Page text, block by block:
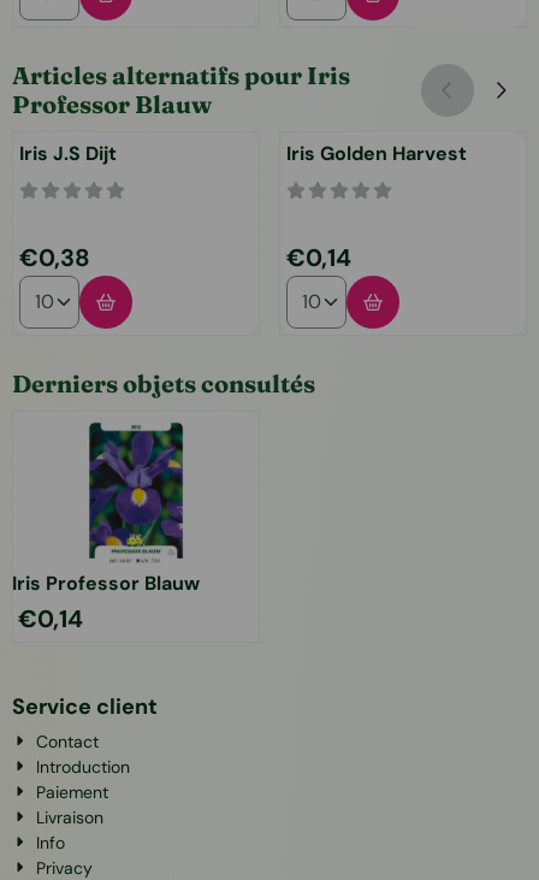
Articles alternatifs pour Iris
Professor Blauw
Iris J.S Dijt
Prix: 0,38
€0,38
Choisir la quantité pour Iris J.S Dijt
Iris Golden Harvest
Prix: 0,14
€0,14
Choisir la quantité pour Iris
Derniers objets consultés
Iris Professor Blauw
€0,14
Service client
Contact
Introduction
Paiement
Livraison
Info
Privacy